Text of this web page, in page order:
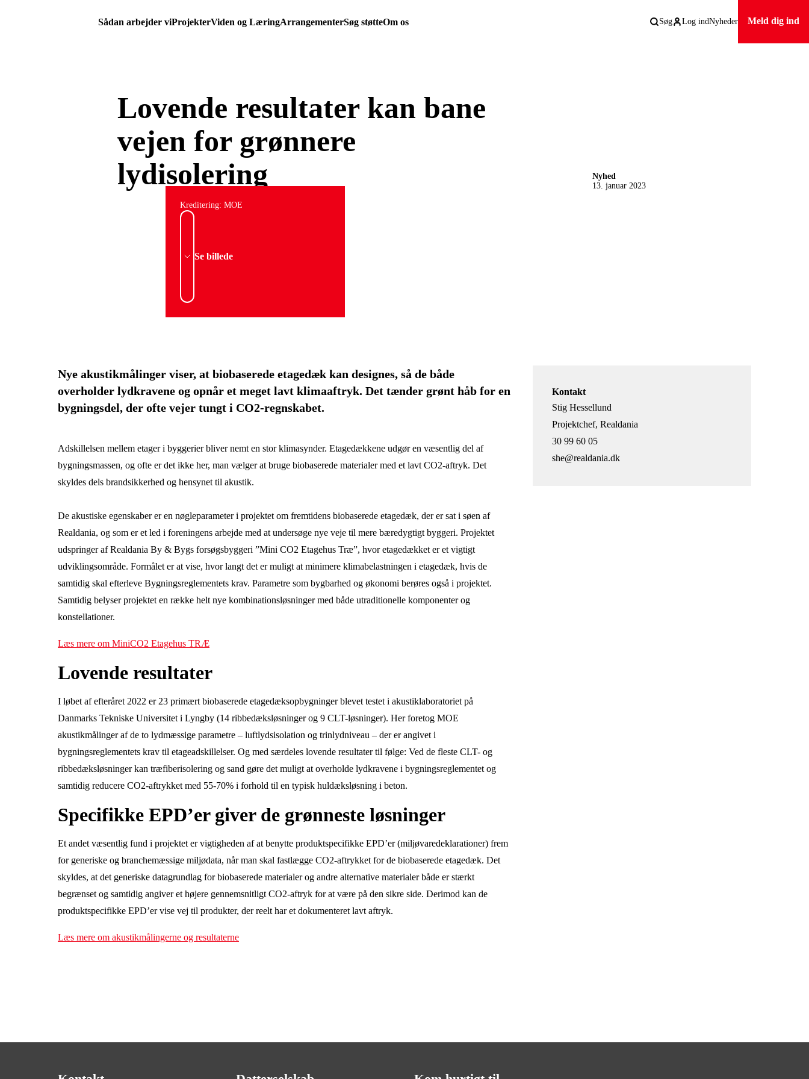
Sådan arbejder viProjekterViden og LæringArrangementerSøg støtteOm os Søg Log indNyheder Meld dig ind
Lovende resultater kan bane
vejen for grønnere
lydisolering
Nyhed
13. januar 2023
Kreditering: MOE
Se billede
Nye akustikmålinger viser, at biobaserede etagedæk kan designes, så de både
overholder lydkravene og opnår et meget lavt klimaaftryk. Det tænder grønt håb for en
bygningsdel, der ofte vejer tungt i CO2-regnskabet.
Adskillelsen mellem etager i byggerier bliver nemt en stor klimasynder. Etagedækkene udgør en væsentlig del af
bygningsmassen, og ofte er det ikke her, man vælger at bruge biobaserede materialer med et lavt CO2-aftryk. Det
skyldes dels brandsikkerhed og hensynet til akustik.
De akustiske egenskaber er en nøgleparameter i projektet om fremtidens biobaserede etagedæk, der er sat i søen af
Realdania, og som er et led i foreningens arbejde med at undersøge nye veje til mere bæredygtigt byggeri. Projektet
udspringer af Realdania By & Bygs forsøgsbyggeri ”Mini CO2 Etagehus Træ”, hvor etagedækket er et vigtigt
udviklingsområde. Formålet er at vise, hvor langt det er muligt at minimere klimabelastningen i etagedæk, hvis de
samtidig skal efterleve Bygningsreglementets krav. Parametre som bygbarhed og økonomi berøres også i projektet.
Samtidig belyser projektet en række helt nye kombinationsløsninger med både utraditionelle komponenter og
konstellationer.
Læs mere om MiniCO2 Etagehus TRÆ
Lovende resultater
I løbet af efteråret 2022 er 23 primært biobaserede etagedæksopbygninger blevet testet i akustiklaboratoriet på
Danmarks Tekniske Universitet i Lyngby (14 ribbedæksløsninger og 9 CLT-løsninger). Her foretog MOE
akustikmålinger af de to lydmæssige parametre – luftlydsisolation og trinlydniveau – der er angivet i
bygningsreglementets krav til etageadskillelser. Og med særdeles lovende resultater til følge: Ved de fleste CLT- og
ribbedæksløsninger kan træfiberisolering og sand gøre det muligt at overholde lydkravene i bygningsreglementet og
samtidig reducere CO2-aftrykket med 55-70% i forhold til en typisk huldæksløsning i beton.
Specifikke EPD’er giver de grønneste løsninger
Et andet væsentlig fund i projektet er vigtigheden af at benytte produktspecifikke EPD’er (miljøvaredeklarationer) frem
for generiske og branchemæssige miljødata, når man skal fastlægge CO2-aftrykket for de biobaserede etagedæk. Det
skyldes, at det generiske datagrundlag for biobaserede materialer og andre alternative materialer både er stærkt
begrænset og samtidig angiver et højere gennemsnitligt CO2-aftryk for at være på den sikre side. Derimod kan de
produktspecifikke EPD’er vise vej til produkter, der reelt har et dokumenteret lavt aftryk.
Læs mere om akustikmålingerne og resultaterne
Kontakt
Stig Hessellund
Projektchef, Realdania
30 99 60 05
she@realdania.dk